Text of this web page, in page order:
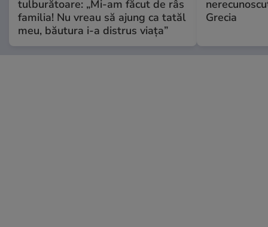
tulburătoare: „Mi-am făcut de râs
familia! Nu vreau să ajung ca tatăl
meu, băutura i-a distrus viața”
Grecia